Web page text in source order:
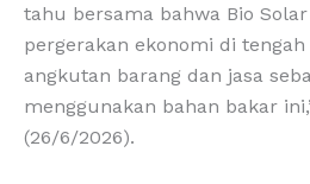
tahu bersama bahwa Bio
pergerakan ekonomi di
angkutan barang dan jasa
menggunakan bahan bakar
(26/6/2026).